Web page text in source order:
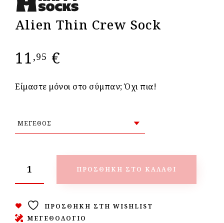
Alien Thin Crew Sock
11 ,95 €
Είμαστε μόνοι στο σύμπαν; Όχι πια!
ΠΡΟΣΘΉΚΗ ΣΤΟ ΚΑΛΆΘΙ
ΠΡΟΣΘΉΚΗ ΣΤΗ WISHLIST
ΜΕΓΕΘΟΛΟΓΙΟ